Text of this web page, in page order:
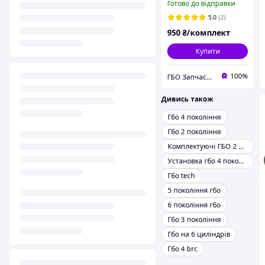
гайками, бонками та
кріпленнями магістралі
Готово до відправки
5.0 (2)
950₴/комплект
Купити
ГБО Запчастини 100%
Дивись також
Гбо 4 покоління
Гбо 2 покоління
Комплектуючі ГБО 2 покоління
Установка гбо 4 покоління
Гбо tech
5 покоління гбо
6 покоління гбо
Гбо 3 покоління
Гбо на 6 циліндрів
Гбо 4 brc